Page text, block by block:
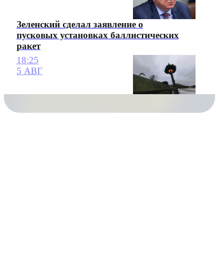
Зеленский сделал заявление о
пусковых установках баллистических
ракет
18:25
5 АВГ